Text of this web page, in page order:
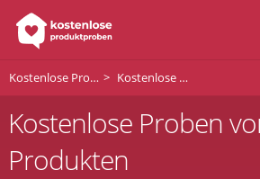
Kostenlose Produktproben Kostenlose Produktproben von Ariel
Kostenlose Proben
Produkten